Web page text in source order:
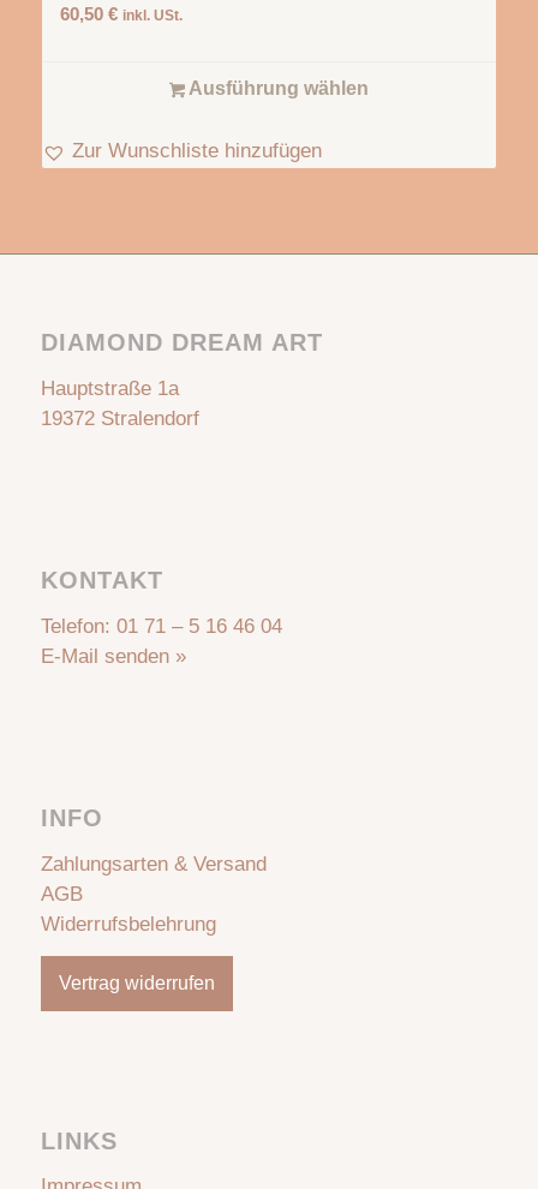
60,50 € inkl. USt.
Ausführung wählen
Zur Wunschliste hinzufügen
DIAMOND DREAM ART
Hauptstraße 1a
19372 Stralendorf
KONTAKT
Telefon: 01 71 – 5 16 46 04
E-Mail senden »
INFO
Zahlungsarten & Versand
AGB
Widerrufsbelehrung
Vertrag widerrufen
LINKS